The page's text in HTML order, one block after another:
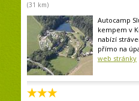
(31 km)
Autocamp
kempem v
nabízí
přímo na
web stránky